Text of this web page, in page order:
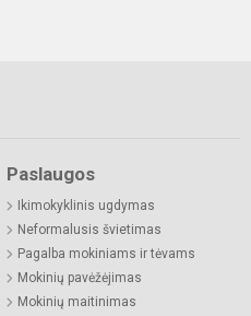
Paslaugos
Ikimokyklinis ugdymas
Neformalusis švietimas
Pagalba mokiniams ir tėvams
Mokinių pavėžėjimas
Mokinių maitinimas